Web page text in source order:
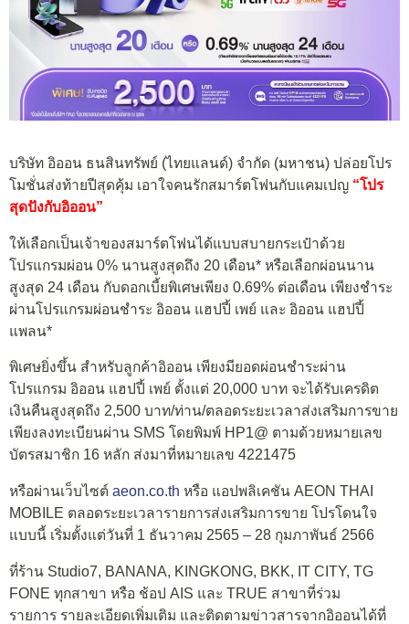
บริษัท อิออน ธนสินทรัพย์ (ไทยแลนด์) จำกัด (มหาชน) ปล่อยโปร
โมชั่นส่งท้ายปีสุดคุ้ม เอาใจคนรักสมาร์ตโฟนกับแคมเปญ “โปร
สุดปังกับอิออน”
ให้เลือกเป็นเจ้าของสมาร์ตโฟนได้แบบสบายกระเป๋าด้วย
โปรแกรมผ่อน 0% นานสูงสุดถึง 20 เดือน* หรือเลือกผ่อนนาน
สูงสุด 24 เดือน กับดอกเบี้ยพิเศษเพียง 0.69% ต่อเดือน เพียงชำระ
ผ่านโปรแกรมผ่อนชำระ อิออน แฮปปี้ เพย์ และ อิออน แฮปปี้
แพลน*
พิเศษยิ่งขึ้น สำหรับลูกค้าอิออน เพียงมียอดผ่อนชำระผ่าน
โปรแกรม อิออน แฮปปี้ เพย์ ตั้งแต่ 20,000 บาท จะได้รับเครดิต
เงินคืนสูงสุดถึง 2,500 บาท/ท่าน/ตลอดระยะเวลาส่งเสริมการขาย
เพียงลงทะเบียนผ่าน SMS โดยพิมพ์ HP1@ ตามด้วยหมายเลข
บัตรสมาชิก 16 หลัก ส่งมาที่หมายเลข 4221475
หรือผ่านเว็บไซต์ aeon.co.th หรือ แอปพลิเคชัน AEON THAI
MOBILE ตลอดระยะเวลารายการส่งเสริมการขาย โปรโดนใจ
แบบนี้ เริ่มตั้งแต่วันที่ 1 ธันวาคม 2565 – 28 กุมภาพันธ์ 2566
ที่ร้าน Studio7, BANANA, KINGKONG, BKK, IT CITY, TG
FONE ทุกสาขา หรือ ช้อป AIS และ TRUE สาขาที่ร่วม
รายการ รายละเอียดเพิ่มเติม และติดตามข่าวสารจากอิออนได้ที่